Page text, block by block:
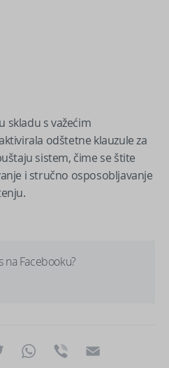
skladu s važećim
odštetne klauzule za
sistem, čime se štite
i stručno osposobljavanje
na Facebooku?
Twitter WhatsApp
Viber